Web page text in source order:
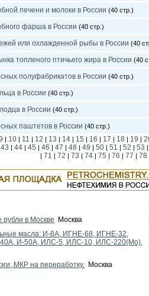
печени и молоки в России (40 стр.)
фарша в России (40 стр.)
или охлажденной рыбы в России (40
топленого птичьего жира в России (40
полуфабрикатов в России (40 стр.)
в России (40 стр.)
в России (40 стр.)
паштетов в России (40 стр.)
| 10| 11 | 12 | 13 | 14| 15 | 16 | 17 | 18 | 19 |
43 | 44| 45 | 46 | 47 | 48 | 49 | 50| 51 | 52 | 53 |
| 71 | 72 | 73 | 74| 75 | 76 | 77 | 78
рубли в Москве Москва
масла: И-8А, ИГНЕ-68, ИГНЕ-32,
И-50А, ИЛС-5, ИЛС-10, ИЛС-220(Мо),
МКР на переработку. Москва